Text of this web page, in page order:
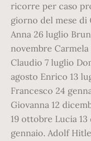
ricorre per caso
giorno del mese
Anna 26 luglio
novembre
Claudio 7 luglio
agosto Enrico 13
Francesco 24
Giovanna 12
19 ottobre Lucia
gennaio. Adolf